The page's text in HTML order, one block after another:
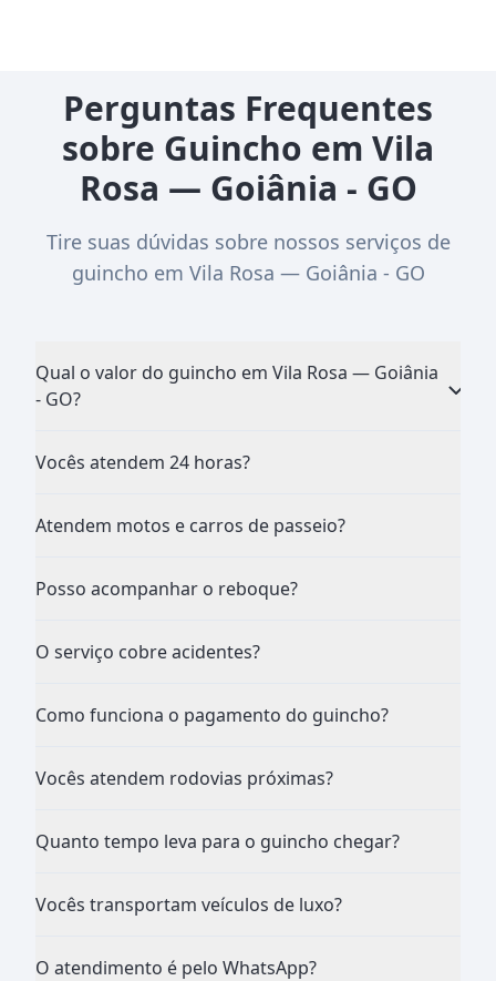
Perguntas Frequentes
sobre Guincho em Vila
Rosa — Goiânia - GO
Tire suas dúvidas sobre nossos serviços de
guincho em Vila Rosa — Goiânia - GO
Qual o valor do guincho em Vila Rosa — Goiânia
- GO?
Vocês atendem 24 horas?
Atendem motos e carros de passeio?
Posso acompanhar o reboque?
O serviço cobre acidentes?
Como funciona o pagamento do guincho?
Vocês atendem rodovias próximas?
Quanto tempo leva para o guincho chegar?
Vocês transportam veículos de luxo?
O atendimento é pelo WhatsApp?